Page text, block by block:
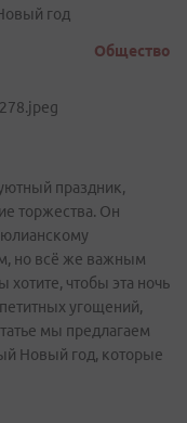
год
Общество
праздник,
торжества. Он
юлианскому
но всё же важным
чтобы эта ночь
угощений,
мы предлагаем
Новый год, которые